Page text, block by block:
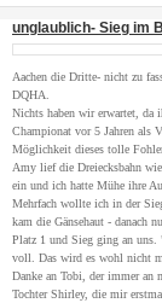
Verkaufspferde
Unsere Preise
Kontakt
unglaublich- Sieg im
Aachen die Dritte- nicht zu
DQHA.
Nichts haben wir erwartet, da
Championat vor 5 Jahren als
Möglichkeit dieses tolle
Amy lief die Dreiecksbahn
ein und ich hatte Mühe ihre
Mehrfach wollte ich in der
kam die Gänsehaut - danach
Platz 1 und Sieg ging an
voll. Das wird es wohl nicht
Danke an Tobi, der immer an
Tochter Shirley, die mir